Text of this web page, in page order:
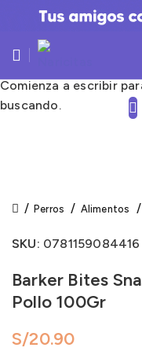
Perros Alimentos
SKU: 0781159084416
Barker Bites
Pollo 100Gr
S/
Comienza a escribir
buscando.